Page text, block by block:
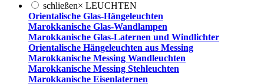
schließen× LEUCHTEN
Orientalische Glas-Hängeleuchten
Marokkanische Glas-Wandlampen
Marokkanische Glas-Laternen und Windlichter
Orientalische Hängeleuchten aus Messing
Marokkanische Messing Wandleuchten
Marokkanische Messing Stehleuchten
Marokkanische Eisenlaternen